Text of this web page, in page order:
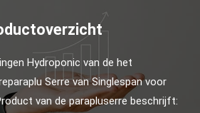
Hydroponic van de het
Serre van Singlespan voor
van de parapluserre beschrijft: